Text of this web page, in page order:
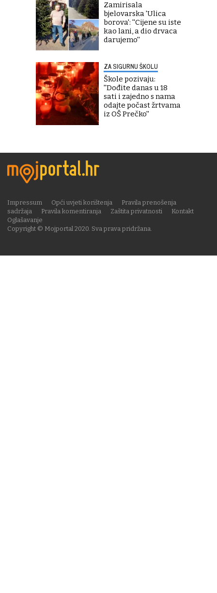
Zamirisala
bjelovarska 'Ulica
borova': ''Cijene su iste
kao lani, a dio drvaca
darujemo''
ZA SIGURNU ŠKOLU
Škole pozivaju:
''Dođite danas u 18
sati i zajedno s nama
odajte počast žrtvama
iz OŠ Prečko''
Copyright © Mojportal 2020. Sva prava pridržana.
Impressum Opći uvjeti korištenja
Pravila prenošenja
sadržaja
Pravila komentiranja Zaštita privatnosti
Kontakt
Oglašavanje